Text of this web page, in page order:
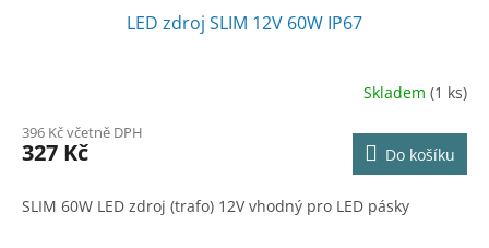
LED zdroj SLIM 12V 60W IP67
Skladem (1 ks)
396 Kč včetně DPH
327 Kč Do košíku
SLIM 60W LED zdroj (trafo) 12V vhodný pro LED pásky